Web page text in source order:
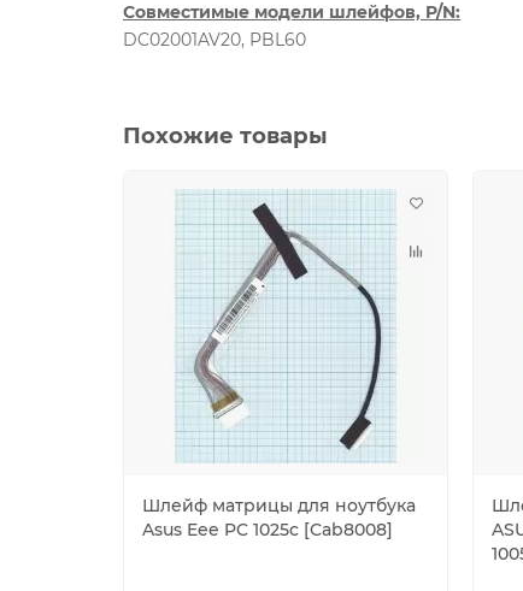
Совместимые модели шлейфов, P/N:
DC02001AV20, PBL60
Похожие товары
Шлейф матрицы для ноутбука
Asus Eee PC 1025c [Cab8008]